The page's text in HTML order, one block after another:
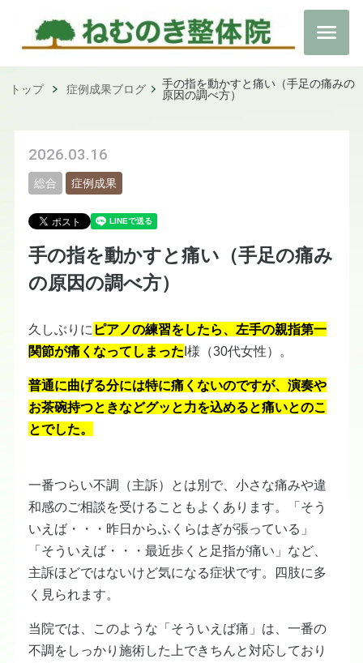
トップ 症例成果ブログ
手の指を動かすと痛い（手足の痛みの
原因の調べ方）
2026.03.16
総合 症例成果
手の指を動かすと痛い（手足の痛み
の原因の調べ方）
久しぶりに ピアノの練習をしたら、左手の親指第一
関節が痛くなってしまったI様（30代女性）。
普通に曲げる分には特に痛くないのですが、演奏や
お茶碗持つときなどグッと力を込めると痛いとのこ
とでした。
一番つらい不調（主訴）とは別で、小さな痛みや違
和感のご相談を受けることもよくあります。「そう
いえば・・・昨日からふくらはぎが張っている」
「そういえば・・・最近歩くと足指が痛い」など、
主訴ほどではないけど気になる症状です。四肢に多
く見られます。
当院では、このような「そういえば痛」は、一番の
不調をしっかり施術した上できちんと対応しており